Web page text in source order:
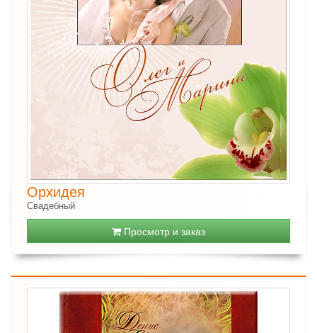
Орхидея
Свадебный
Просмотр и заказ